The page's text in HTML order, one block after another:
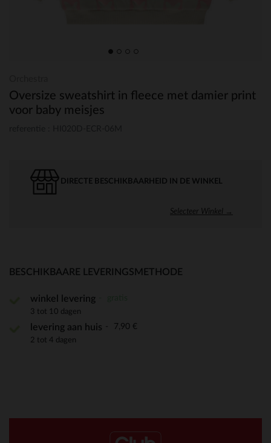
Oversize sweatshirt in fleece met damier print
voor baby meisjes
DIRECTE BESCHIKBAARHEID IN DE WINKEL
Selecteer Winkel →
BESCHIKBAARE LEVERINGSMETHODE
winkel levering
3 tot 10 dagen
levering aan huis 7,90 €
2 tot 4 dagen